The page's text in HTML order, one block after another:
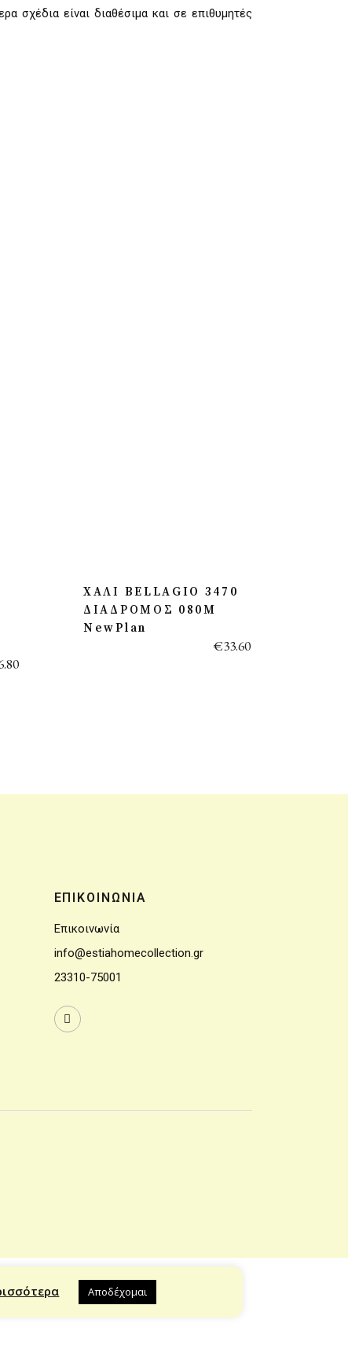
σχέδια είναι διαθέσιμα και σε επιθυμητές
ΧΑΛΙ BELLAGIO 3470
ΔΙΑΔΡΟΜΟΣ 080M
NewPlan
€33.60
ΕΠΙΚΟΙΝΩΝΙΑ
Επικοινωνία
info@estiahomecollection.gr
23310-75001
Αποδέχομαι